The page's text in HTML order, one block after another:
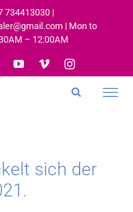
734413030 |
| Mon to
– 12:00AM
YouTubeVimeoInstagram
sich der